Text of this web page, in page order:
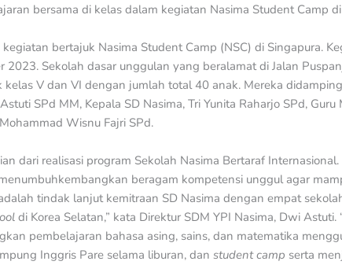
bersama di kelas dalam kegiatan Nasima Student Camp
bertajuk Nasima Student Camp (NSC) di Singapura.
2023. Sekolah dasar unggulan yang beralamat di Jalan
V dan VI dengan jumlah total 40 anak. Mereka
SPd MM, Kepala SD Nasima, Tri Yunita Raharjo SPd,
Wisnu Fajri SPd.
dari realisasi program Sekolah Nasima Bertaraf
beragam kompetensi unggul agar
tindak lanjut kemitraan SD Nasima dengan empat
di Korea Selatan,” kata Direktur SDM YPI Nasima, Dwi
pembelajaran bahasa asing, sains, dan matematika
Inggris Pare selama liburan, dan student camp serta